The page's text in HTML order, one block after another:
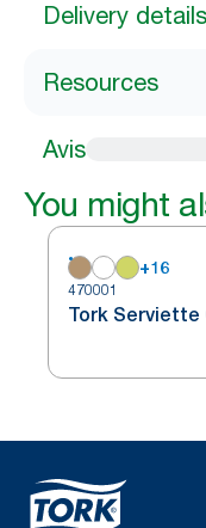
Delivery details
Resources
Avis
You might
+16
470001
Tork